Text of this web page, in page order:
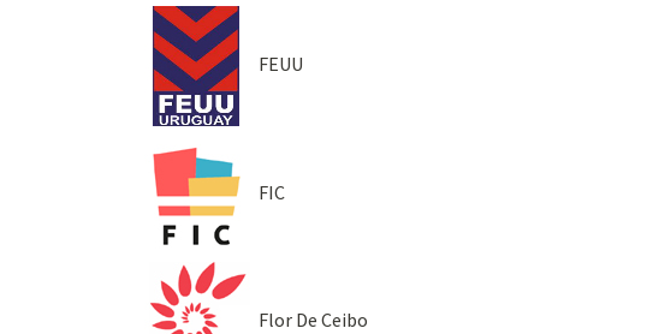
FEUU
FIC
Flor De Ceibo